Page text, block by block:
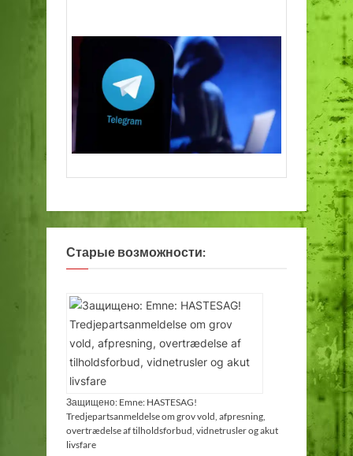
Старые возможности:
Защищено: Emne: HASTESAG!
Tredjepartsanmeldelse om grov vold, afpresning,
overtrædelse af tilholdsforbud, vidnetrusler og akut
livsfare